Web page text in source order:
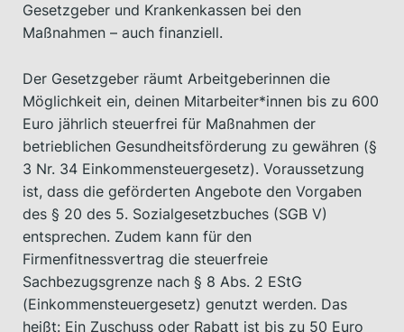
Gesetzgeber und Krankenkassen bei den
Maßnahmen – auch finanziell.
Der Gesetzgeber räumt Arbeitgeberinnen die
Möglichkeit ein, deinen Mitarbeiter*innen bis zu 600
Euro jährlich steuerfrei für Maßnahmen der
betrieblichen Gesundheitsförderung zu gewähren (§
3 Nr. 34 Einkommensteuergesetz). Voraussetzung
ist, dass die geförderten Angebote den Vorgaben
des § 20 des 5. Sozialgesetzbuches (SGB V)
entsprechen. Zudem kann für den
Firmenfitnessvertrag die steuerfreie
Sachbezugsgrenze nach § 8 Abs. 2 EStG
(Einkommensteuergesetz) genutzt werden. Das
heißt: Ein Zuschuss oder Rabatt ist bis zu 50 Euro